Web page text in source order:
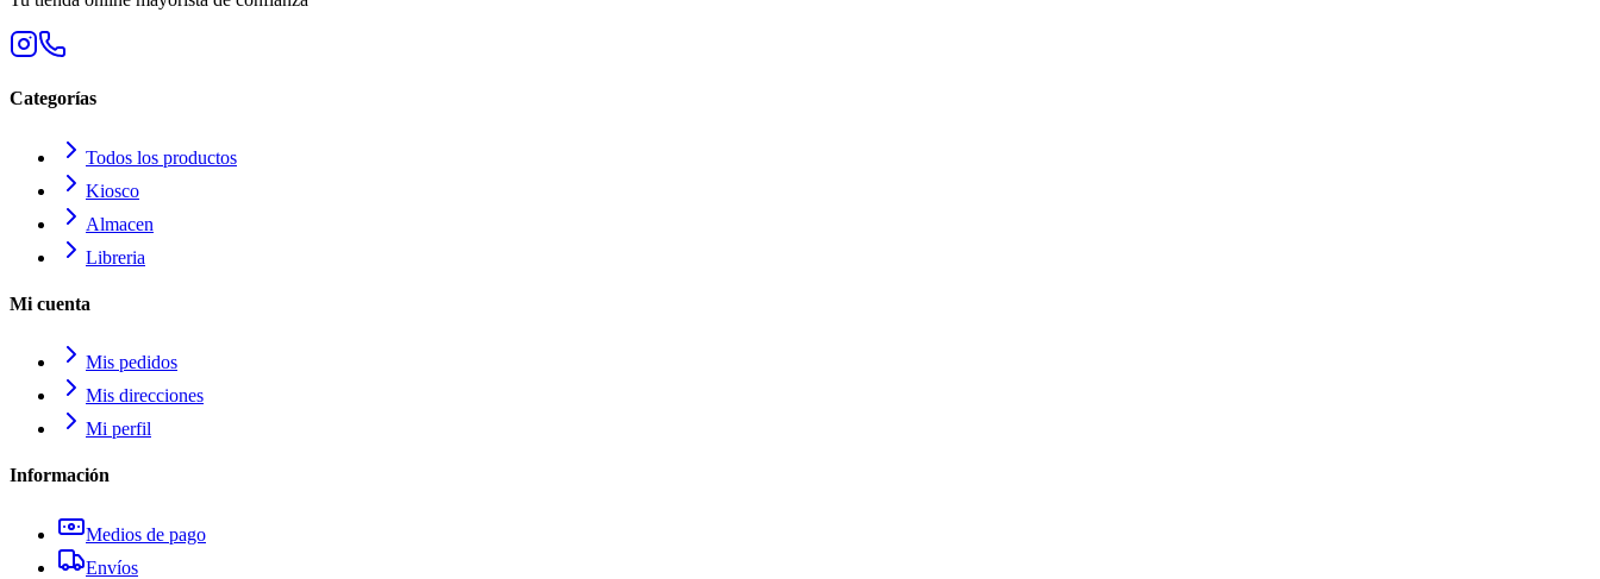
Categorías
Todos los productos
Kiosco
Almacen
Libreria
Mi cuenta
Mis pedidos
Mis direcciones
Mi perfil
Información
Medios de pago
Envíos